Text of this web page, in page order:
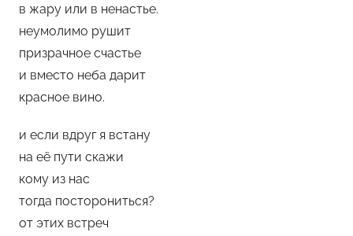
в жару или в ненастье.
неумолимо рушит
призрачное счастье
и вместо неба дарит
красное вино.
и если вдруг я встану
на её пути скажи
кому из нас
тогда посторониться?
от этих встреч